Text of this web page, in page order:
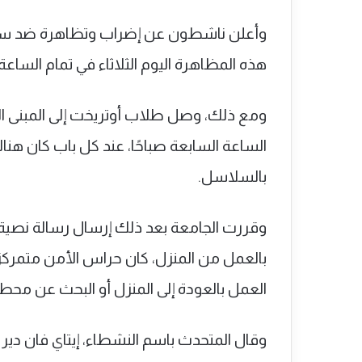
وأعلن ناشطون عن إضراب وتظاهرة ضد
هذه المظاهرة اليوم الثلاثاء في تمام
ومع ذلك، وصل طلاب أوتريخت إلى
الساعة السابعة صباحًا، عند كل باب
بالسلاسل.
وقررت الجامعة بعد ذلك إرسال رسالة
بالعمل من المنزل، كان حراس الأمن
العمل بالعودة إلى المنزل أو البحث عن
وقال المتحدث باسم النشطاء، إيتاي فان